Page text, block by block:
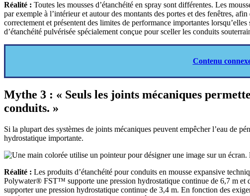
Réalité : Toutes les mousses d’étanchéité en spray sont différentes. Les
par exemple à l’intérieur et autour des montants des portes et des fenêtres,
correctement et présentent des limites de performance importantes
d’étanchéité pulvérisée spécialement conçue pour sceller les conduits
Contenu
Mythe 3 : « Seuls les joints mécaniques
conduits. »
Si la plupart des systèmes de joints mécaniques peuvent empêcher l’eau de
hydrostatique importante.
Réalité : Les produits d’étanchéité pour conduits en mousse expansive
Polywater® FST™ supporte une pression hydrostatique continue de 6,7 m et
supporter une pression hydrostatique continue de 3,4 m. En fonction des